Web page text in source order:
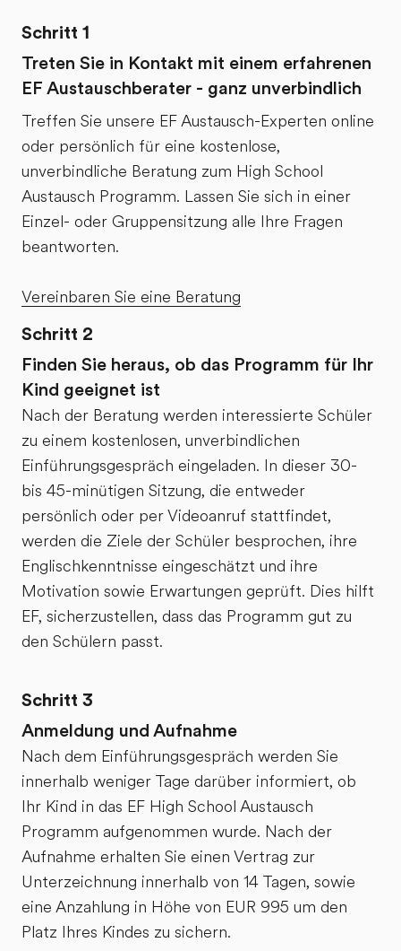
Tochter in
konnte ich
mich
jederzeit ans
Büro hier
wenden. Die
Familie, die
für meine
Tochter
wurde war
Top, mein
sich sehr
wohl und
willkommen
gefühlt.
Auch die
Schule war
toll, dort
wurde sich
auch sehr
gut um die
Gastschüler
gekümmert.
Rückflug
von einem
andern
Flughafen
wurde nach
unseren
Wünschen
gebucht. Ich
kann nur
positives
Schritt 1
Treten Sie in Kontakt mit einem erfahrenen
EF Austauschberater - ganz unverbindlich
Treffen Sie unsere EF Austausch-Experten online
oder persönlich für eine kostenlose,
unverbindliche Beratung zum High School
Austausch Programm. Lassen Sie sich in einer
Einzel- oder Gruppensitzung alle Ihre Fragen
beantworten.
Vereinbaren Sie eine Beratung
Schritt 2
Finden Sie heraus, ob das Programm für Ihr
Kind geeignet ist
Nach der Beratung werden interessierte Schüler
zu einem kostenlosen, unverbindlichen
Einführungsgespräch eingeladen. In dieser 30-
bis 45-minütigen Sitzung, die entweder
persönlich oder per Videoanruf stattfindet,
werden die Ziele der Schüler besprochen, ihre
Englischkenntnisse eingeschätzt und ihre
Motivation sowie Erwartungen geprüft. Dies hilft
EF, sicherzustellen, dass das Programm gut zu
den Schülern passt.
Schritt 3
Anmeldung und Aufnahme
Nach dem Einführungsgespräch werden Sie
innerhalb weniger Tage darüber informiert, ob
Ihr Kind in das EF High School Austausch
Programm aufgenommen wurde. Nach der
Aufnahme erhalten Sie einen Vertrag zur
Unterzeichnung innerhalb von 14 Tagen, sowie
eine Anzahlung in Höhe von EUR 995 um den
Platz Ihres Kindes zu sichern.